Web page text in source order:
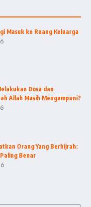
Masuk ke Ruang Keluarga
Dosa dan
Allah Masih Mengampuni?
Orang Yang Berhijrah:
Benar